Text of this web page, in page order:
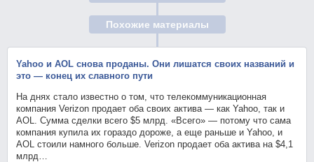
Похожие материалы
Yahoo и AOL снова проданы. Они лишатся своих названий и
это — конец их славного пути
На днях стало известно о том, что телекоммуникационная
компания Verizon продает оба своих актива — как Yahoo, так и
AOL. Сумма сделки всего $5 млрд. «Всего» — потому что сама
компания купила их гораздо дороже, а еще раньше и Yahoo, и
AOL стоили намного больше. Verizon продает оба актива на $4,1
млрд…